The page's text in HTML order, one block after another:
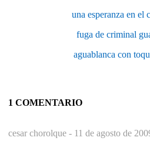
una esperanza en el
fuga de criminal
aguablanca con
1 COMENTARIO
cesar chorolque - 11 de agosto de